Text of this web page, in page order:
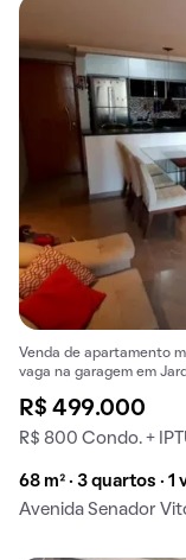
Venda de apartamento
vaga na garagem em
R$ 499.000
R$ 800 Condo. +
68 m² · 3 quartos · 1
Avenida Senador